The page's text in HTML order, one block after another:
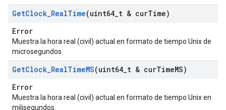
GetClock_RealTime(uint64 t & curTime)
Error
Muestra la hora real (civil) actual en formato de tiempo Unix de
microsegundos.
GetClock_RealTimeMS(uint64 t & curTimeMS)
Error
Muestra la hora real (civil) actual en formato de tiempo Unix en
milisegundos.